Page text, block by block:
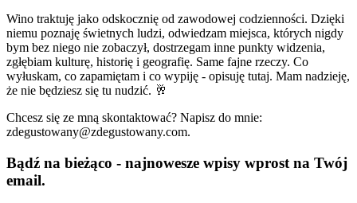
Wino traktuję jako odskocznię od zawodowej codzienności. Dzięki
niemu poznaję świetnych ludzi, odwiedzam miejsca, których nigdy
bym bez niego nie zobaczył, dostrzegam inne punkty widzenia,
zgłębiam kulturę, historię i geografię. Same fajne rzeczy. Co
wyłuskam, co zapamiętam i co wypiję - opisuję tutaj. Mam nadzieję,
że nie będziesz się tu nudzić. 🥂
Chcesz się ze mną skontaktować? Napisz do mnie:
zdegustowany@zdegustowany.com.
Bądź na bieżąco - najnowesze wpisy wprost na Twój
email.